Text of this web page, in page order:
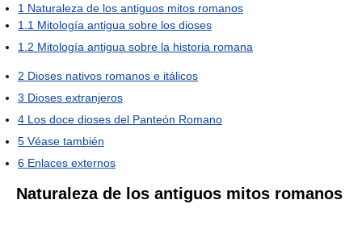
1 Naturaleza de los antiguos mitos romanos
1.1 Mitología antigua sobre los dioses
1.2 Mitología antigua sobre la historia romana
2 Dioses nativos romanos e itálicos
3 Dioses extranjeros
4 Los doce dioses del Panteón Romano
5 Véase también
6 Enlaces externos
Naturaleza de los antiguos mitos romanos